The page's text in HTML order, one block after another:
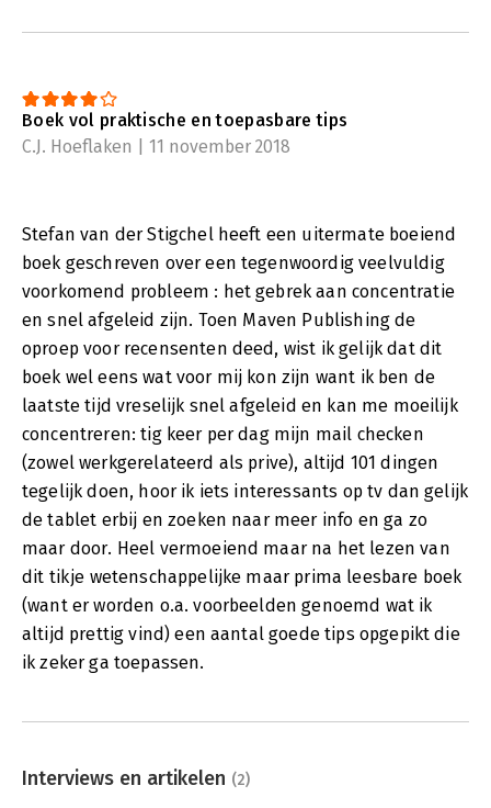
Boek vol praktische en toepasbare tips
C.J. Hoeflaken | 11 november 2018
Stefan van der Stigchel heeft een uitermate boeiend
boek geschreven over een tegenwoordig veelvuldig
voorkomend probleem : het gebrek aan concentratie
en snel afgeleid zijn. Toen Maven Publishing de
oproep voor recensenten deed, wist ik gelijk dat dit
boek wel eens wat voor mij kon zijn want ik ben de
laatste tijd vreselijk snel afgeleid en kan me moeilijk
concentreren: tig keer per dag mijn mail checken
(zowel werkgerelateerd als prive), altijd 101 dingen
tegelijk doen, hoor ik iets interessants op tv dan gelijk
de tablet erbij en zoeken naar meer info en ga zo
maar door. Heel vermoeiend maar na het lezen van
dit tikje wetenschappelijke maar prima leesbare boek
(want er worden o.a. voorbeelden genoemd wat ik
altijd prettig vind) een aantal goede tips opgepikt die
ik zeker ga toepassen.
Interviews en artikelen (2)